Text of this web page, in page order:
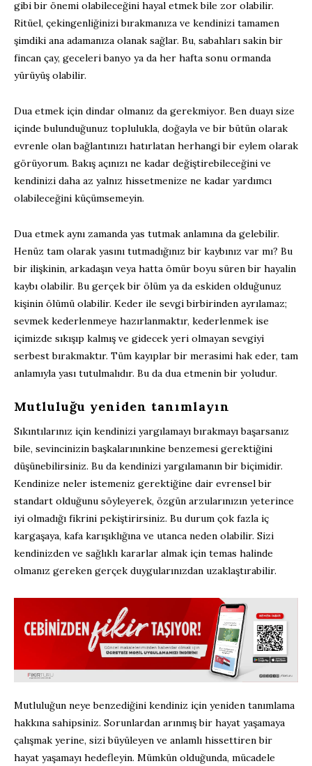
gibi bir önemi olabileceğini hayal etmek bile zor olabilir.
Ritüel, çekingenliğinizi bırakmanıza ve kendinizi tamamen
şimdiki ana adamanıza olanak sağlar. Bu, sabahları sakin bir
fincan çay, geceleri banyo ya da her hafta sonu ormanda
yürüyüş olabilir.
Dua etmek için dindar olmanız da gerekmiyor. Ben duayı size
içinde bulunduğunuz toplulukla, doğayla ve bir bütün olarak
evrenle olan bağlantınızı hatırlatan herhangi bir eylem olarak
görüyorum. Bakış açınızı ne kadar değiştirebileceğini ve
kendinizi daha az yalnız hissetmenize ne kadar yardımcı
olabileceğini küçümsemeyin.
Dua etmek aynı zamanda yas tutmak anlamına da gelebilir.
Henüz tam olarak yasını tutmadığınız bir kaybınız var mı? Bu
bir ilişkinin, arkadaşın veya hatta ömür boyu süren bir hayalin
kaybı olabilir. Bu gerçek bir ölüm ya da eskiden olduğunuz
kişinin ölümü olabilir. Keder ile sevgi birbirinden ayrılamaz;
sevmek kederlenmeye hazırlanmaktır, kederlenmek ise
içimizde sıkışıp kalmış ve gidecek yeri olmayan sevgiyi
serbest bırakmaktır. Tüm kayıplar bir merasimi hak eder, tam
anlamıyla yası tutulmalıdır. Bu da dua etmenin bir yoludur.
Mutluluğu yeniden tanımlayın
Sıkıntılarınız için kendinizi yargılamayı bırakmayı başarsanız
bile, sevincinizin başkalarınınkine benzemesi gerektiğini
düşünebilirsiniz. Bu da kendinizi yargılamanın bir biçimidir.
Kendinize neler istemeniz gerektiğine dair evrensel bir
standart olduğunu söyleyerek, özgün arzularınızın yeterince
iyi olmadığı fikrini pekiştirirsiniz. Bu durum çok fazla iç
kargaşaya, kafa karışıklığına ve utanca neden olabilir. Sizi
kendinizden ve sağlıklı kararlar almak için temas halinde
olmanız gereken gerçek duygularınızdan uzaklaştırabilir.
Mutluluğun neye benzediğini kendiniz için yeniden tanımlama
hakkına sahipsiniz. Sorunlardan arınmış bir hayat yaşamaya
çalışmak yerine, sizi büyüleyen ve anlamlı hissettiren bir
hayat yaşamayı hedefleyin. Mümkün olduğunda, mücadele